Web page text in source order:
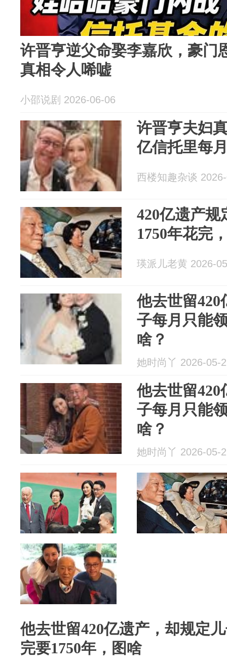
许晋亨逆父命娶李嘉欣，豪门
真相令人唏嘘
小邵说剧 2026-06-06
许晋亨夫妇
亿信托里每
西楼知趣杂谈
420亿遗产规
1750年花完
瑛派儿老黄 2026-
他去世留420
子每月只能
啥？
她时尚丫 2026-05-
他去世留420
子每月只能
啥？
她时尚丫 2026-05-
他去世留420亿遗产，却规定
完要1750年，图啥